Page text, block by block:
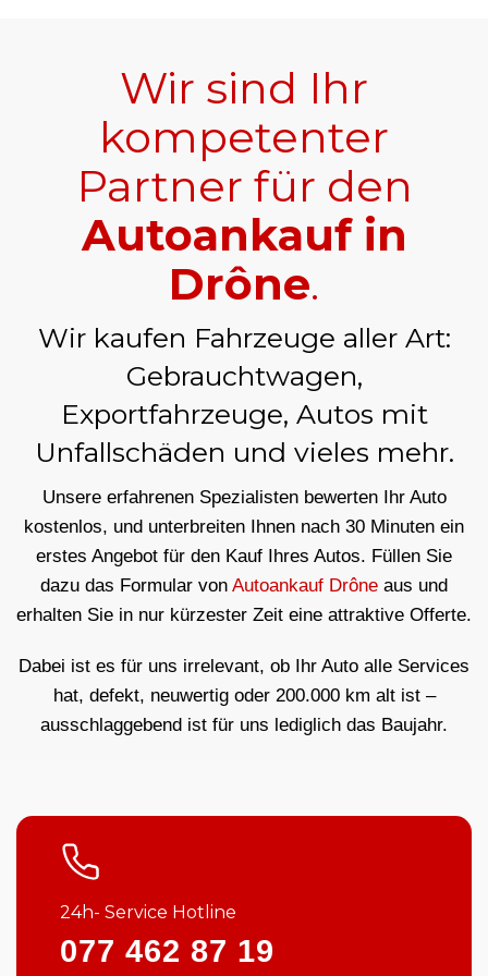
Wir sind Ihr
kompetenter
Partner für den
Autoankauf in
Drône.
Wir kaufen Fahrzeuge aller Art:
Gebrauchtwagen,
Exportfahrzeuge, Autos mit
Unfallschäden und vieles mehr.
Unsere erfahrenen Spezialisten bewerten Ihr Auto
kostenlos, und unterbreiten Ihnen nach 30 Minuten ein
erstes Angebot für den Kauf Ihres Autos. Füllen Sie
dazu das Formular von Autoankauf Drône aus und
erhalten Sie in nur kürzester Zeit eine attraktive Offerte.
Dabei ist es für uns irrelevant, ob Ihr Auto alle Services
hat, defekt, neuwertig oder 200.000 km alt ist –
ausschlaggebend ist für uns lediglich das Baujahr.
24h- Service Hotline
077 462 87 19